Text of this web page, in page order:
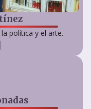
política y el arte.